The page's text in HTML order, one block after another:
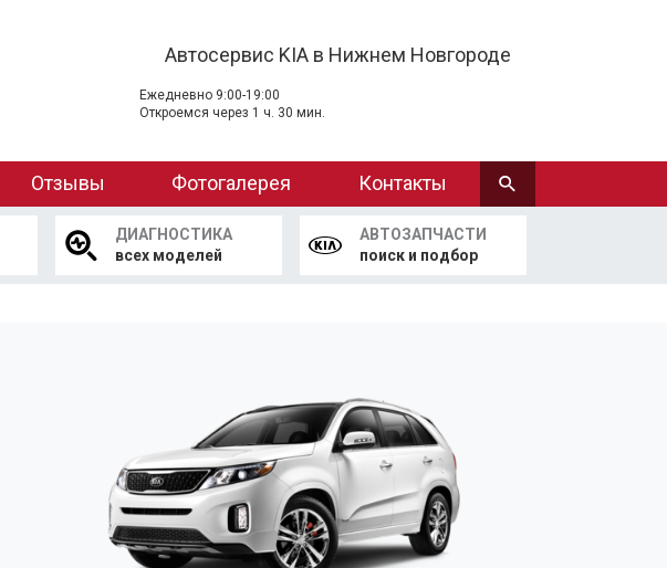
Автосервис KIA в Нижнем Новгороде
Ежедневно 9:00-19:00
Откроемся через 1 ч. 30 мин.
Отзывы Фотогалерея Контакты
ДИАГНОСТИКА
всех моделей
АВТОЗАПЧАСТИ
поиск и подбор